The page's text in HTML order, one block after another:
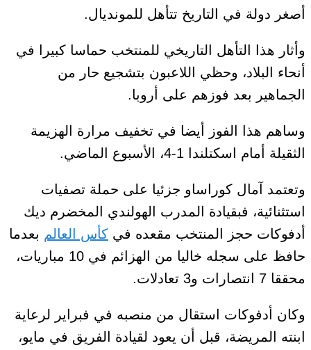
أصغر دولة في التاريخ تتأهل للمونديال.
وأثار هذا التأهل التاريخي للمنتخب حماسا كبيرا في
أنحاء البلاد، وحظي اللاعبون بتشجيع حار من
الجماهير بعد فوزهم على أروبا.
وساهم هذا الفوز أيضا في تخفيف مرارة الهزيمة
الثقيلة أمام اسكتلندا 1-4، الأسبوع الماضي.
وتعتمد آمال كوراساو جزئيا على حملة تصفيات
استثنائية، فبقيادة المدرب الهولندي المخضرم ديك
أدفوكات حجز المنتخب مقعده في كأس العالم بعدما
حافظ على سجله خاليا من الهزائم في 10 مباريات،
محققا 7 انتصارات و3 تعادلات.
وكان أدفوكات استقال من منصبه في فبراير لرعاية
ابنته المريضة، قبل أن يعود لقيادة الفريق في مايو،